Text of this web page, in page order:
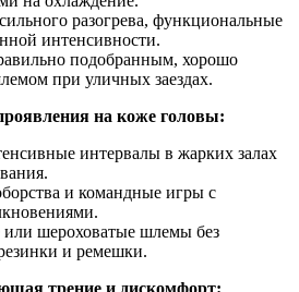
разогрева, функциональные
интенсивности.
подобранным, хорошо
при уличных заездах.
на коже головы:
интервалы в жарких залах
и командные игры с
шероховатые шлемы без
и ремешки.
трение и дискомфорт: